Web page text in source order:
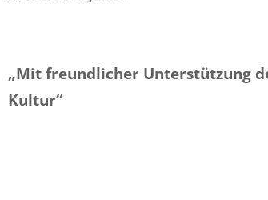
„Mit freundlicher Unterstützung
Kultur“